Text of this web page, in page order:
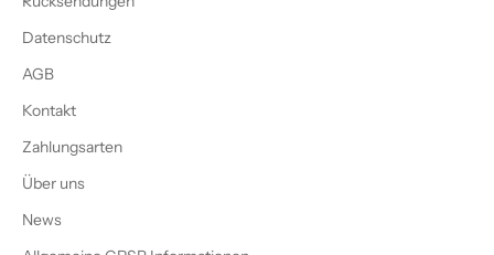
Datenschutz
AGB
Kontakt
Zahlungsarten
Über uns
News